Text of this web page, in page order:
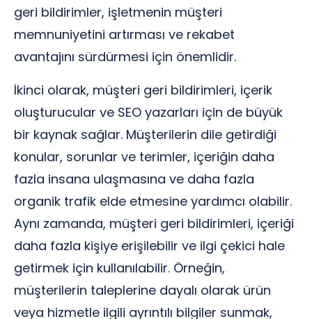
geri bildirimler, işletmenin müşteri
memnuniyetini artırması ve rekabet
avantajını sürdürmesi için önemlidir.
İkinci olarak, müşteri geri bildirimleri, içerik
oluşturucular ve SEO yazarları için de büyük
bir kaynak sağlar. Müşterilerin dile getirdiği
konular, sorunlar ve terimler, içeriğin daha
fazla insana ulaşmasına ve daha fazla
organik trafik elde etmesine yardımcı olabilir.
Aynı zamanda, müşteri geri bildirimleri, içeriği
daha fazla kişiye erişilebilir ve ilgi çekici hale
getirmek için kullanılabilir. Örneğin,
müşterilerin taleplerine dayalı olarak ürün
veya hizmetle ilgili ayrıntılı bilgiler sunmak,